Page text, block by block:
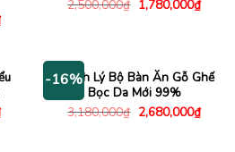
Giá
hiện
7,180,000₫.
2,500,000₫ Giá
gốc
1,780,000₫Giá
hiện
Giá
hiện
-16%
Thanh Lý Bộ Bàn Ăn Gỗ Ghế
Bọc Da Mới 99%
3,180,000₫ Giá
gốc
2,680,000₫Giá
hiện